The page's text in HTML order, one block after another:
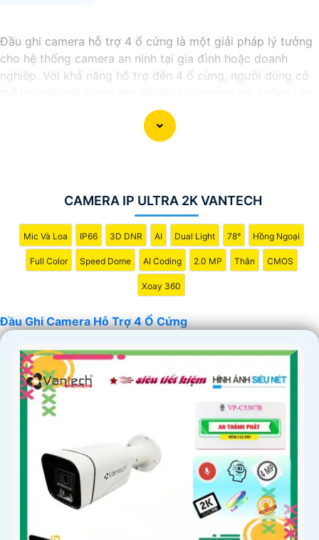
Đầu ghi camera hỗ trợ 4 ổ cứng là một giải pháp lý tưởng
cho hệ thống camera an ninh tại gia đình hoặc doanh
nghiệp. Với khả năng hỗ trợ đến 4 ổ cứng, người dùng có
lo lắng về không gian lưu trữ.
Đầu ghi này cung cấp các tính năng hiệu quả như ghi hình
độ nét cao, chức năng xem lại dễ dàng, và khả năng truy
theo dõi và quản lý dữ liệu camera.
Với đầu ghi camera hỗ trợ 4 ổ cứng, bạn có thể yên tâm
về việc bảo vệ tài sản và an ninh trong mọi tình huống,
đồng thời tiết kiệm thời gian và công sức trong việc quản
lý hệ thống camera.
CAMERA IP ULTRA 2K VANTECH
Mic Và Loa IP66 3D DNR AI Dual Light 78° Hồng Ngoại
Full Color Speed Dome AI Coding 2.0 MP Thân CMOS
Xoay 360
Đầu Ghi Camera Hỗ Trợ 4 Ổ Cứng